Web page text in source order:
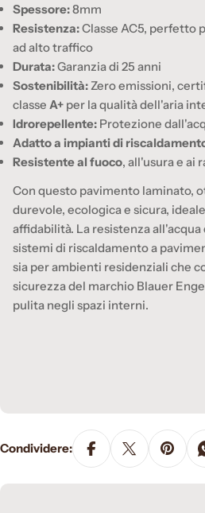
Spessore:8mm
Resistenza:Classe AC5, perfetto
ad alto traffico
Durata:Garanzia di 25 anni
Sostenibilità:Zero emissioni,
classe A+ per la qualità dell'aria
Idrorepellente: Protezione
Adatto a impianti di
Resistente al fuoco, all'usura e ai
Con questo pavimento laminato,
durevole, ecologica e sicura,
affidabilità. La resistenza
sistemi di riscaldamento a
sia per ambienti residenziali che
sicurezza del marchio Blauer
pulita negli spazi interni.
Condividere: